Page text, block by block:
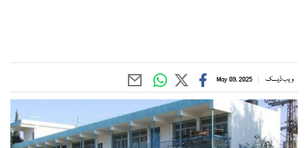
ویب ڈیسک May 09, 2025